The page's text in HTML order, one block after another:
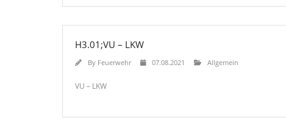
H3.01;VU – LKW
By Feuerwehr 07.08.2021 Allgemein
VU – LKW